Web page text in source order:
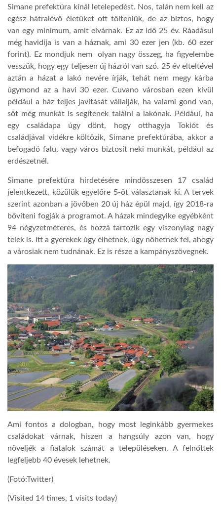
Simane prefektúra kínál letelepedést. Nos, ta lán nem kell az
egész hátralévő életüket ott tölteniük, de az biztos, hogy
van egy minimum, amit elvárnak. Ez az idő 25 év. Ráadásul
még havidíja is van a háznak, ami 30 ezer jen (kb. 60 ezer
forint). Ez mondjuk nem olyan nagy összeg, ha figyelembe
vesszük, hogy egy teljesen új házról van szó. 25 év elteltével
aztán a házat a lakó nevére írják, tehát nem megy kárba
úgymond az a havi 30 ezer. Cuvano városban ezen kívül
például a ház teljes javítását vállalják, ha valami gond van,
sőt még munkát is segítenek találni a lakónak. Például, ha
egy családapa úgy dönt, hogy otthagyja Tokiót és
családjával
vidékre költözik, Simane prefektúrába, akkor a
befogadó falu, vagy város biztosít neki munkát, például az
erdészetnél.
Simane prefektúra hirdetésére mindösszesen 17 család
jelentkezett, közülük egyelőre 5-öt választanak ki. A tervek
szerint azonban a jövőben 20 új ház épül majd, így 2018-ra
bővíteni fogják a programot. A házak mindegyike egyébként
94 négyzetméteres, és hozzá tartozik egy viszonylag nagy
telek is. Itt a gyerekek úgy élhetnek, úgy nőhetnek fel, ahogy
a városiak nem tudnának. Ez is része a kampányszövegnek.
Ami fontos a dologban, hogy most leginkább gyermekes
családokat várnak, hiszen a hangsúly azon van, hogy
növeljék a fiatalok számát a településeken. A felnőttek
legfeljebb 40 évesek lehetnek.
(Fotó:Twitter)
(Visited 14 times, 1 visits today)